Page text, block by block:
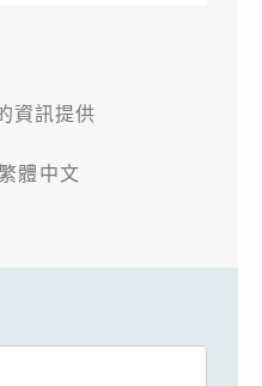
資訊提供
體中文